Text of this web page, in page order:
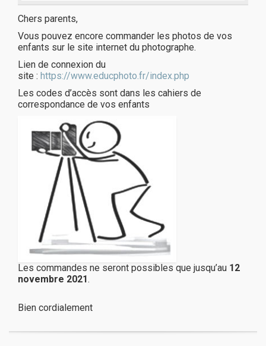
Chers parents,
Vous pouvez encore commander les photos de vos
enfants sur le site internet du photographe.
Lien de connexion du
site : https://www.educphoto.fr/index.php
Les codes d’accès sont dans les cahiers de
correspondance de vos enfants
Les commandes ne seront possibles que jusqu’au 12
novembre 2021.
Bien cordialement